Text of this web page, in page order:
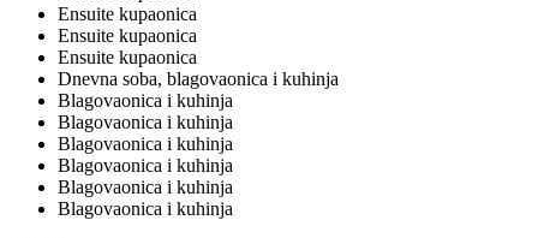
Ensuite kupaonica
Ensuite kupaonica
Ensuite kupaonica
Dnevna soba, blagovaonica i kuhinja
Blagovaonica i kuhinja
Blagovaonica i kuhinja
Blagovaonica i kuhinja
Blagovaonica i kuhinja
Blagovaonica i kuhinja
Blagovaonica i kuhinja